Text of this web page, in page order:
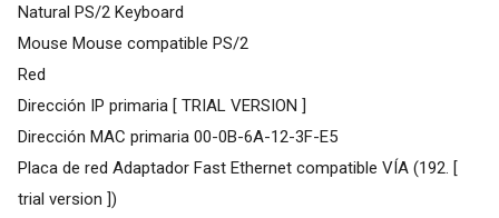
Natural PS/2 Keyboard
Mouse Mouse compatible PS/2
Red
Dirección IP primaria [ TRIAL VERSION ]
Dirección MAC primaria 00-0B-6A-12-3F-E5
Placa de red Adaptador Fast Ethernet compatible VÍA (192. [
trial version ])